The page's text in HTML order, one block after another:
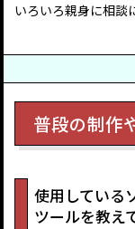
いろいろ親身に相談
普段の制作
使用している
ツールを教え